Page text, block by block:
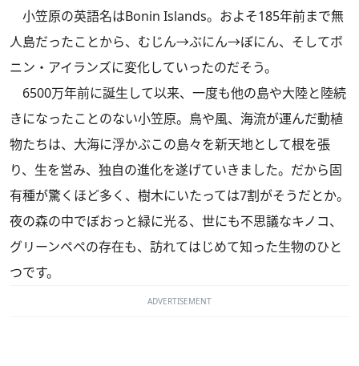
小笠原の英語名はBonin Islands。およそ185年前まで無
人島だったことから、むじん→ぶにん→ぼにん、そしてボ
ニン・アイランズに変化していったのだそう。
6500万年前に誕生して以来、一度も他の島や大陸と陸続
きになったことのない小笠原。鳥や風、海流が運んだ動植
物たちは、大海に浮かぶこの島々を新天地として根を張
り、生を営み、独自の進化を遂げていきました。だから固
有種が驚くほど多く、樹木にいたっては7割がそうだとか。
夜の森の中でぼおっと緑に光る、世にも不思議なキノコ、
グリーンペペの存在も、訪れてはじめて知った生物のひと
つです。
ADVERTISEMENT